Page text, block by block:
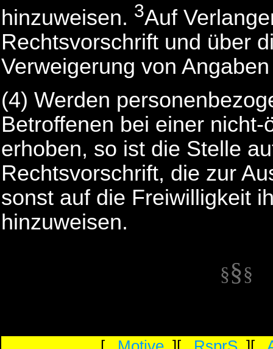
hinzuweisen. 3Auf
Rechtsvorschrift und über
Verweigerung von
(4) Werden
Betroffenen bei einer
erhoben, so ist die Stelle
Rechtsvorschrift, die zur
sonst auf die Freiwilligkeit
hinzuweisen.
§§§